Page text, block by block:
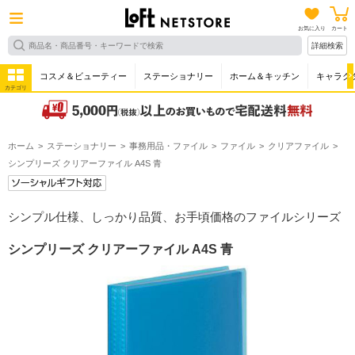
お気に入り カート
詳細検索
カテゴリ
コスメ＆ビューティー ステーショナリー ホーム＆キッチン キャラク
ホーム ステーショナリー 事務用品・ファイル ファイル
クリアファイル
シンプリーズ クリアーファイル A4S 青
シンプル仕様、しっかり品質、お手頃価格のファイルシリーズ
シンプリーズ クリアーファイル A4S 青